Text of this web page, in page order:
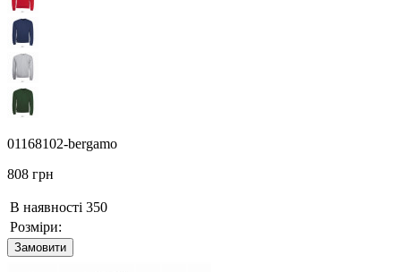
01168102-bergamo
808 грн
В наявності 350
Розміри:
Замовити